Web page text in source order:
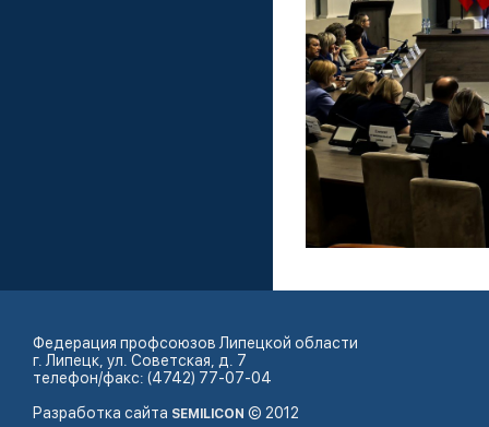
Федерация профсоюзов Липецкой области
г. Липецк, ул. Советская, д. 7
телефон/факс: (4742) 77-07-04
Разработка сайта SEMILICON © 2012